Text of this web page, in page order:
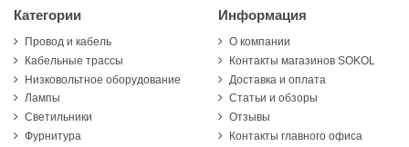
Категории
Провод и кабель
Кабельные трассы
Низковольтное оборудование
Лампы
Светильники
Фурнитура
Информация
О компании
Контакты магазинов SOKOL
Доставка и оплата
Статьи и обзоры
Отзывы
Контакты главного офиса